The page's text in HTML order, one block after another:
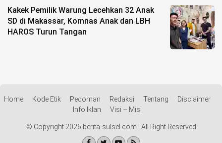
Kakek Pemilik Warung Lecehkan 32 Anak
SD di Makassar, Komnas Anak dan LBH
HAROS Turun Tangan
Home Kode Etik Pedoman Redaksi Tentang
Disclaimer
Info Iklan
Visi – Misi
© Copyright 2026 berita-sulsel.com . All Right Reserved